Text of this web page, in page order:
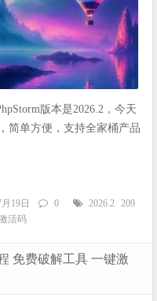
版本是2026.2，今天
简单方便，支持全家桶产品
19日 0 2026.2
209
活码
免费破解工具 一键激